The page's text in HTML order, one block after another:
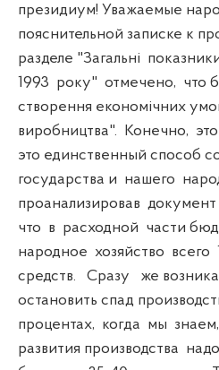
президиум! Уважаемые
пояснительной записке к
разделе "Загальні
1993 року" отмечено, что
створення економічних
виробництва". Конечно, это
это единственный способ
государства и нашего
проанализировав
что в расходной части
народное хозяйство всего
средств. Сразу же
остановить спад
процентах, когда мы
развития производства